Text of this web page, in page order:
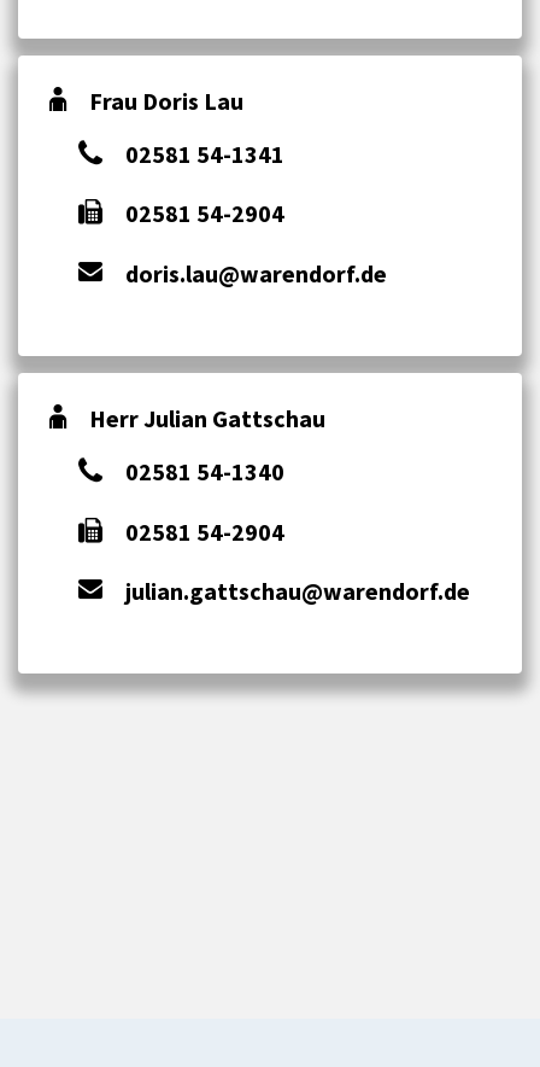
Frau Doris Lau
02581 54-1341
02581 54-2904
doris.lau@warendorf.de
Herr Julian Gattschau
02581 54-1340
02581 54-2904
julian.gattschau@warendorf.de